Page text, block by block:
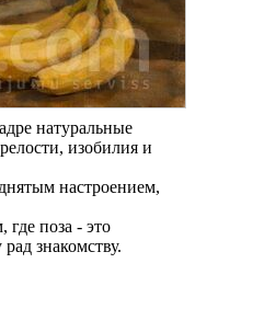
натуральные
изобилия и
настроением,
поза - это
знакомству.